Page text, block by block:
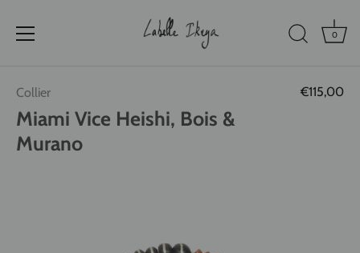
contenu
0
Collier €115,00
Miami Vice Heishi, Bois &
Murano